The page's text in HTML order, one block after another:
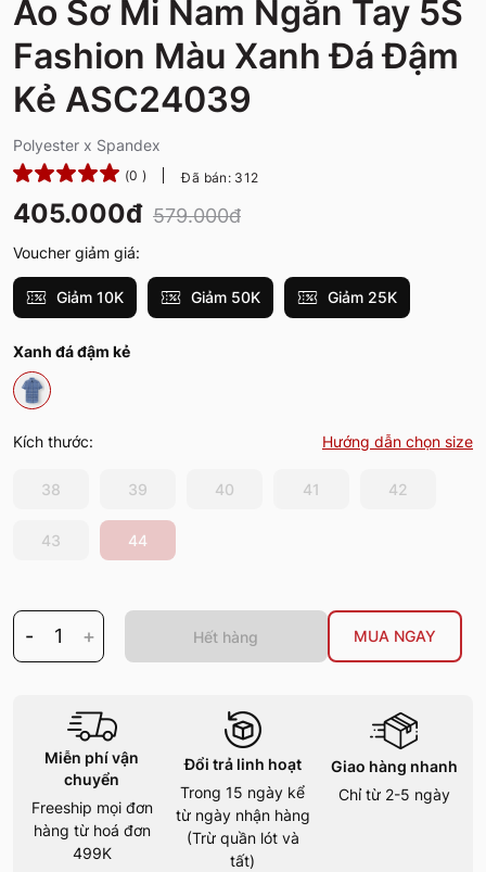
Áo Sơ Mi Nam Ngắn Tay 5S
Fashion Màu Xanh Đá Đậm
Kẻ ASC24039
Polyester x Spandex
(0 ) Đã bán: 312
405.000đ 579.000đ
Voucher giảm giá:
Giảm 10K Giảm 50K Giảm 25K
Xanh đá đậm kẻ
Kích thước: Hướng dẫn chọn size
38 39 40 41 42
43 44
- 1 + Hết hàng MUA NGAY
Miễn phí vận
chuyển
Freeship mọi đơn
hàng từ hoá đơn
499K
Đổi trả linh hoạt
Trong 15 ngày kể
từ ngày nhận hàng
(Trừ quần lót và
tất)
Giao hàng nhanh
Chỉ từ 2-5 ngày